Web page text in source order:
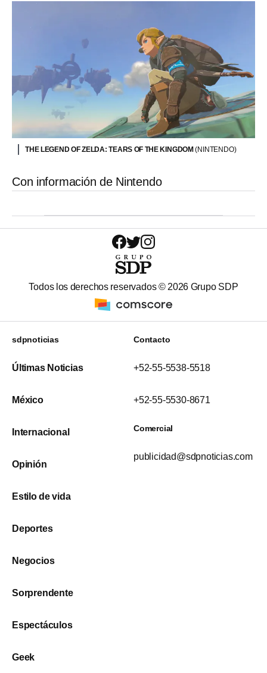
THE LEGEND OF ZELDA: TEARS OF THE KINGDOM(NINTENDO)
Con información de Nintendo
Todos los derechos reservados ©2026 Grupo SDP
sdpnoticias
Últimas Noticias
México
Internacional
Opinión
Estilo de vida
Deportes
Negocios
Sorprendente
Espectáculos
Geek
Contacto
+52-55-5538-5518
+52-55-5530-8671
Comercial
publicidad@sdpnoticias.com